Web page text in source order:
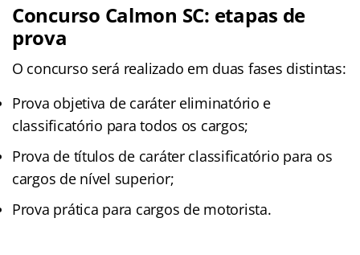
Concurso Calmon SC: etapas de
prova
O concurso será realizado em duas fases distintas:
Prova objetiva de caráter eliminatório e
classificatório para todos os cargos;
Prova de títulos de caráter classificatório para os
cargos de nível superior;
Prova prática para cargos de motorista.